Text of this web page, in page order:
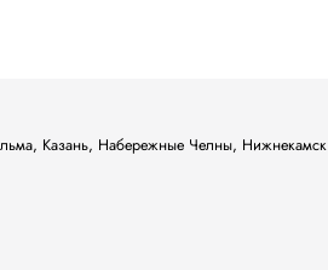
Казань, Набережные Челны, Нижнекамск